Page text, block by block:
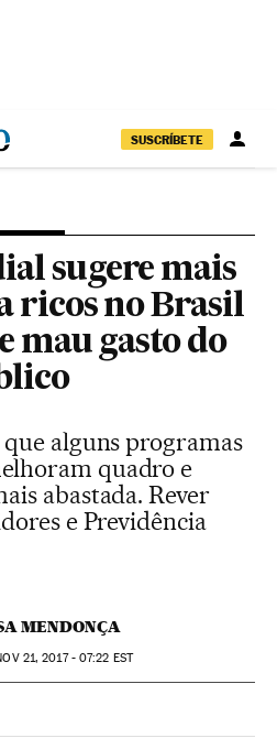
SUSCRÍBETE
sugere mais
ricos no Brasil
mau gasto do
alguns programas
quadro e
abastada. Rever
e Previdência
MENDONÇA
21, 2017 - 07:22 EST
Sociales